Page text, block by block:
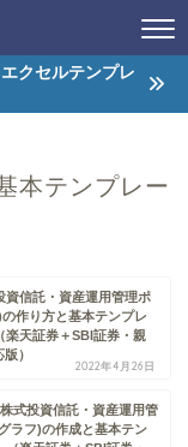
クセルテンプレ
本テンプレー
資信託・資産運用管理ポ
作り方と基本テンプレ
楽天証券＋SBI証券・親
）
2022年4月26日
式投資信託・資産運用管
ラフ)の作成と基本テン